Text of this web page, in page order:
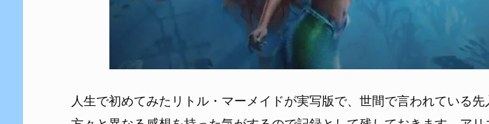
人生で初めてみたリトル・マーメイドが実写版で、世間で言われている先